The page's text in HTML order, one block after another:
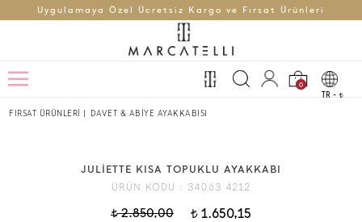
Uygulamaya Özel Ücretsiz Kargo ve Fırsat Ürünleri
0
TR - t
FIRSAT ÜRÜNLERİ | DAVET & ABİYE AYAKKABISI
JULİETTE KISA TOPUKLU AYAKKABI
ÜRÜN KODU : 34063 4212
t2.850,00 t1.650,15